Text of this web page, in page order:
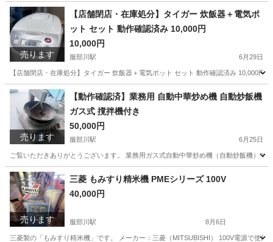
大阪 八尾市 服部川駅 その他 NORITZ
売ります
【店舗閉店・在庫処分】タイガー 炊飯器＋電気ポ
ット セット 動作確認済み 10,000円
10,000円
服部川駅 6月29日
【店舗閉店・在庫処分】タイガー 炊飯器＋電気ポット セット 動作確認済み 10,000
大阪 八尾市 服部川駅 キッチン家電
売ります
【動作確認済】業務用 自動中華炒め機 自動炒飯機
ガス式 撹拌機付き
50,000円
服部川駅 6月25日
ご覧いただきありがとうございます。 業務用ガス式自動中華炒め機（自動炒飯機）
大阪 八尾市 服部川駅 調理器具
売ります
三菱 もみすり精米機 PMEシリーズ 100V
40,000円
服部川駅 8月6日
三菱製の「もみすり精米機」です。 メーカー：三菱（MITSUBISHI） 100V電源で使